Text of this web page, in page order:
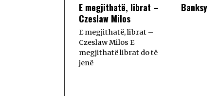
E megjithatë, librat –
Czeslaw Milos
E megjithatë, librat –
Czeslaw Milos E
megjithatë librat do të
jenë
Banksy